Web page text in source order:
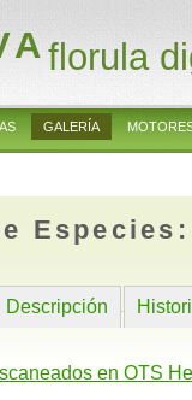
florula
GALERÍA
Descripción
en OTS